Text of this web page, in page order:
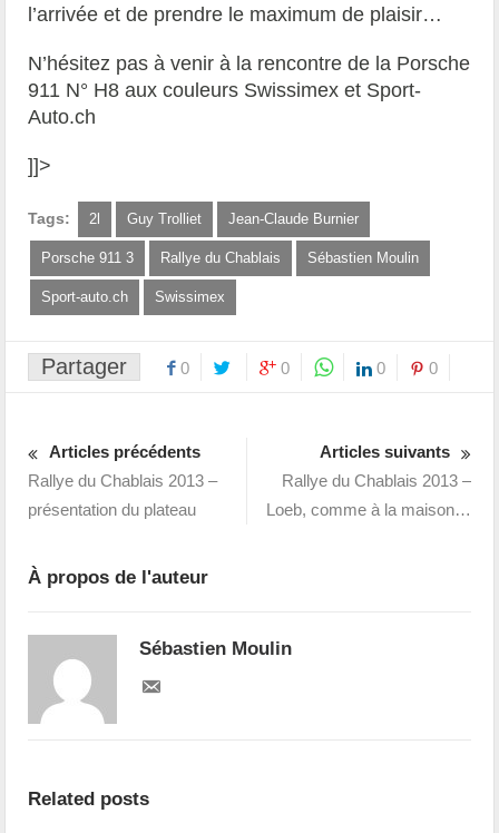
l’arrivée et de prendre le maximum de plaisir…
N’hésitez pas à venir à la rencontre de la Porsche
911 N° H8 aux couleurs Swissimex et Sport-
Auto.ch
]]>
Tags: 2l Guy Trolliet Jean-Claude Burnier
Porsche 911 3 Rallye du Chablais Sébastien Moulin
Sport-auto.ch Swissimex
Partager 0 0 0 0
Articles précédents
Rallye du Chablais 2013 –
présentation du plateau
Articles suivants
Rallye du Chablais 2013 –
Loeb, comme à la maison…
À propos de l'auteur
Sébastien Moulin
Related posts